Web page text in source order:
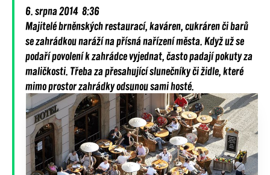
6. srpna 2014 8:36
Majitelé brněnských restaurací, kaváren, cukráren či barů
se zahrádkou naráží na přísná nařízení města. Když už se
podaří povolení k zahrádce vyjednat, často padají pokuty za
maličkosti. Třeba za přesahující slunečníky či židle, které
mimo prostor zahrádky odsunou sami hosté.